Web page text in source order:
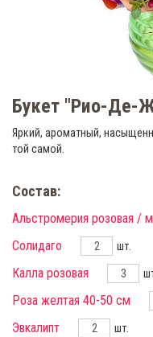
Букет "Рио-Де-
Яркий, ароматный,
той самой.
Состав:
Альстромерия розовая /
Солидаго шт.
Калла розовая
Роза желтая 40-50 см
Эвкалипт шт.